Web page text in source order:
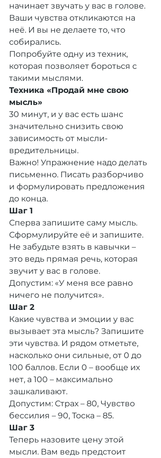
начинает звучать у вас в голове.
Ваши чувства откликаются на
неё. И вы не делаете то, что
собирались.
Попробуйте одну из техник,
которая позволяет бороться с
такими мыслями.
Техника «Продай мне свою
мысль»
30 минут, и у вас есть шанс
значительно снизить свою
зависимость от мысли-
вредительницы.
Важно! Упражнение надо делать
письменно. Писать разборчиво
и формулировать предложения
до конца.
Шаг 1
Сперва запишите саму мысль.
Сформулируйте её и запишите.
Не забудьте взять в кавычки –
это ведь прямая речь, которая
звучит у вас в голове.
Допустим: «У меня все равно
ничего не получится».
Шаг 2
Какие чувства и эмоции у вас
вызывает эта мысль? Запишите
эти чувства. И рядом отметьте,
насколько они сильные, от 0 до
100 баллов. Если 0 – вообще их
нет, а 100 – максимально
зашкаливают.
Допустим: Страх – 80, Чувство
бессилия – 90, Тоска – 85.
Шаг 3
Теперь назовите цену этой
мысли. Вам ведь предстоит